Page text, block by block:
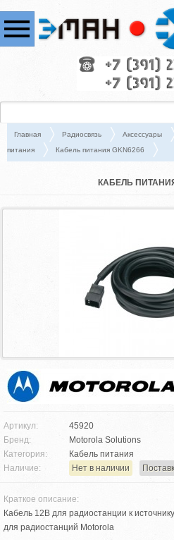
Главная Радиосвязь Аксессуары
питания
Кабель питания GKN6266
КАБЕЛЬ
Артикул:
45920
Бренд:
Motorola Solutions
Категория:
Кабель питания
Наличие:
Нет в наличии
Краткое описание:
Кабель 12В для радиостанции к
для радиостанций Motorola